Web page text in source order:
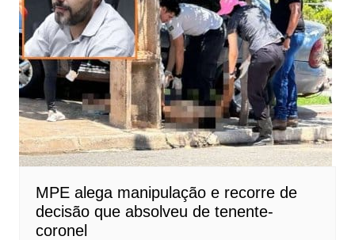
MPE alega manipulação e recorre de
decisão que absolveu de tenente-
coronel